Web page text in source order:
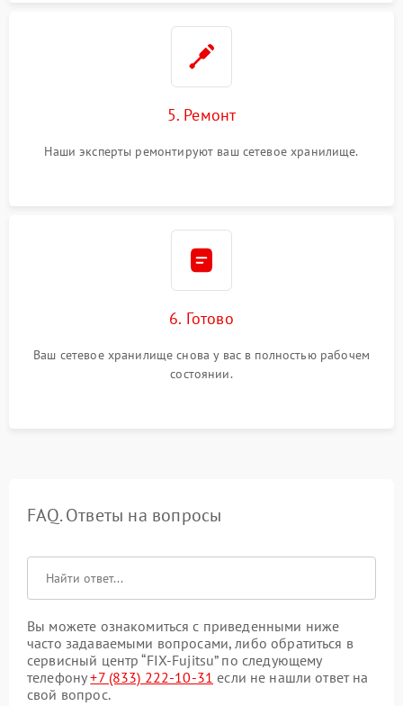
5. Ремонт
Наши эксперты ремонтируют ваш сетевое хранилище.
6. Готово
Ваш сетевое хранилище снова у вас в полностью рабочем
состоянии.
FAQ. Ответы на вопросы
Вы можете ознакомиться с приведенными ниже
часто задаваемыми вопросами, либо обратиться в
сервисный центр “FIX-Fujitsu” по следующему
телефону+7 (833) 222-10-31 если не нашли ответ на
свой вопрос.